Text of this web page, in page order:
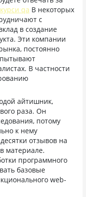
курси qa В некоторых
с
в создание
Эти компании
постоянно
В частности
айтишник,
раза. Он
потому
к нему
отзывов на
материале.
программного
базовые
web-